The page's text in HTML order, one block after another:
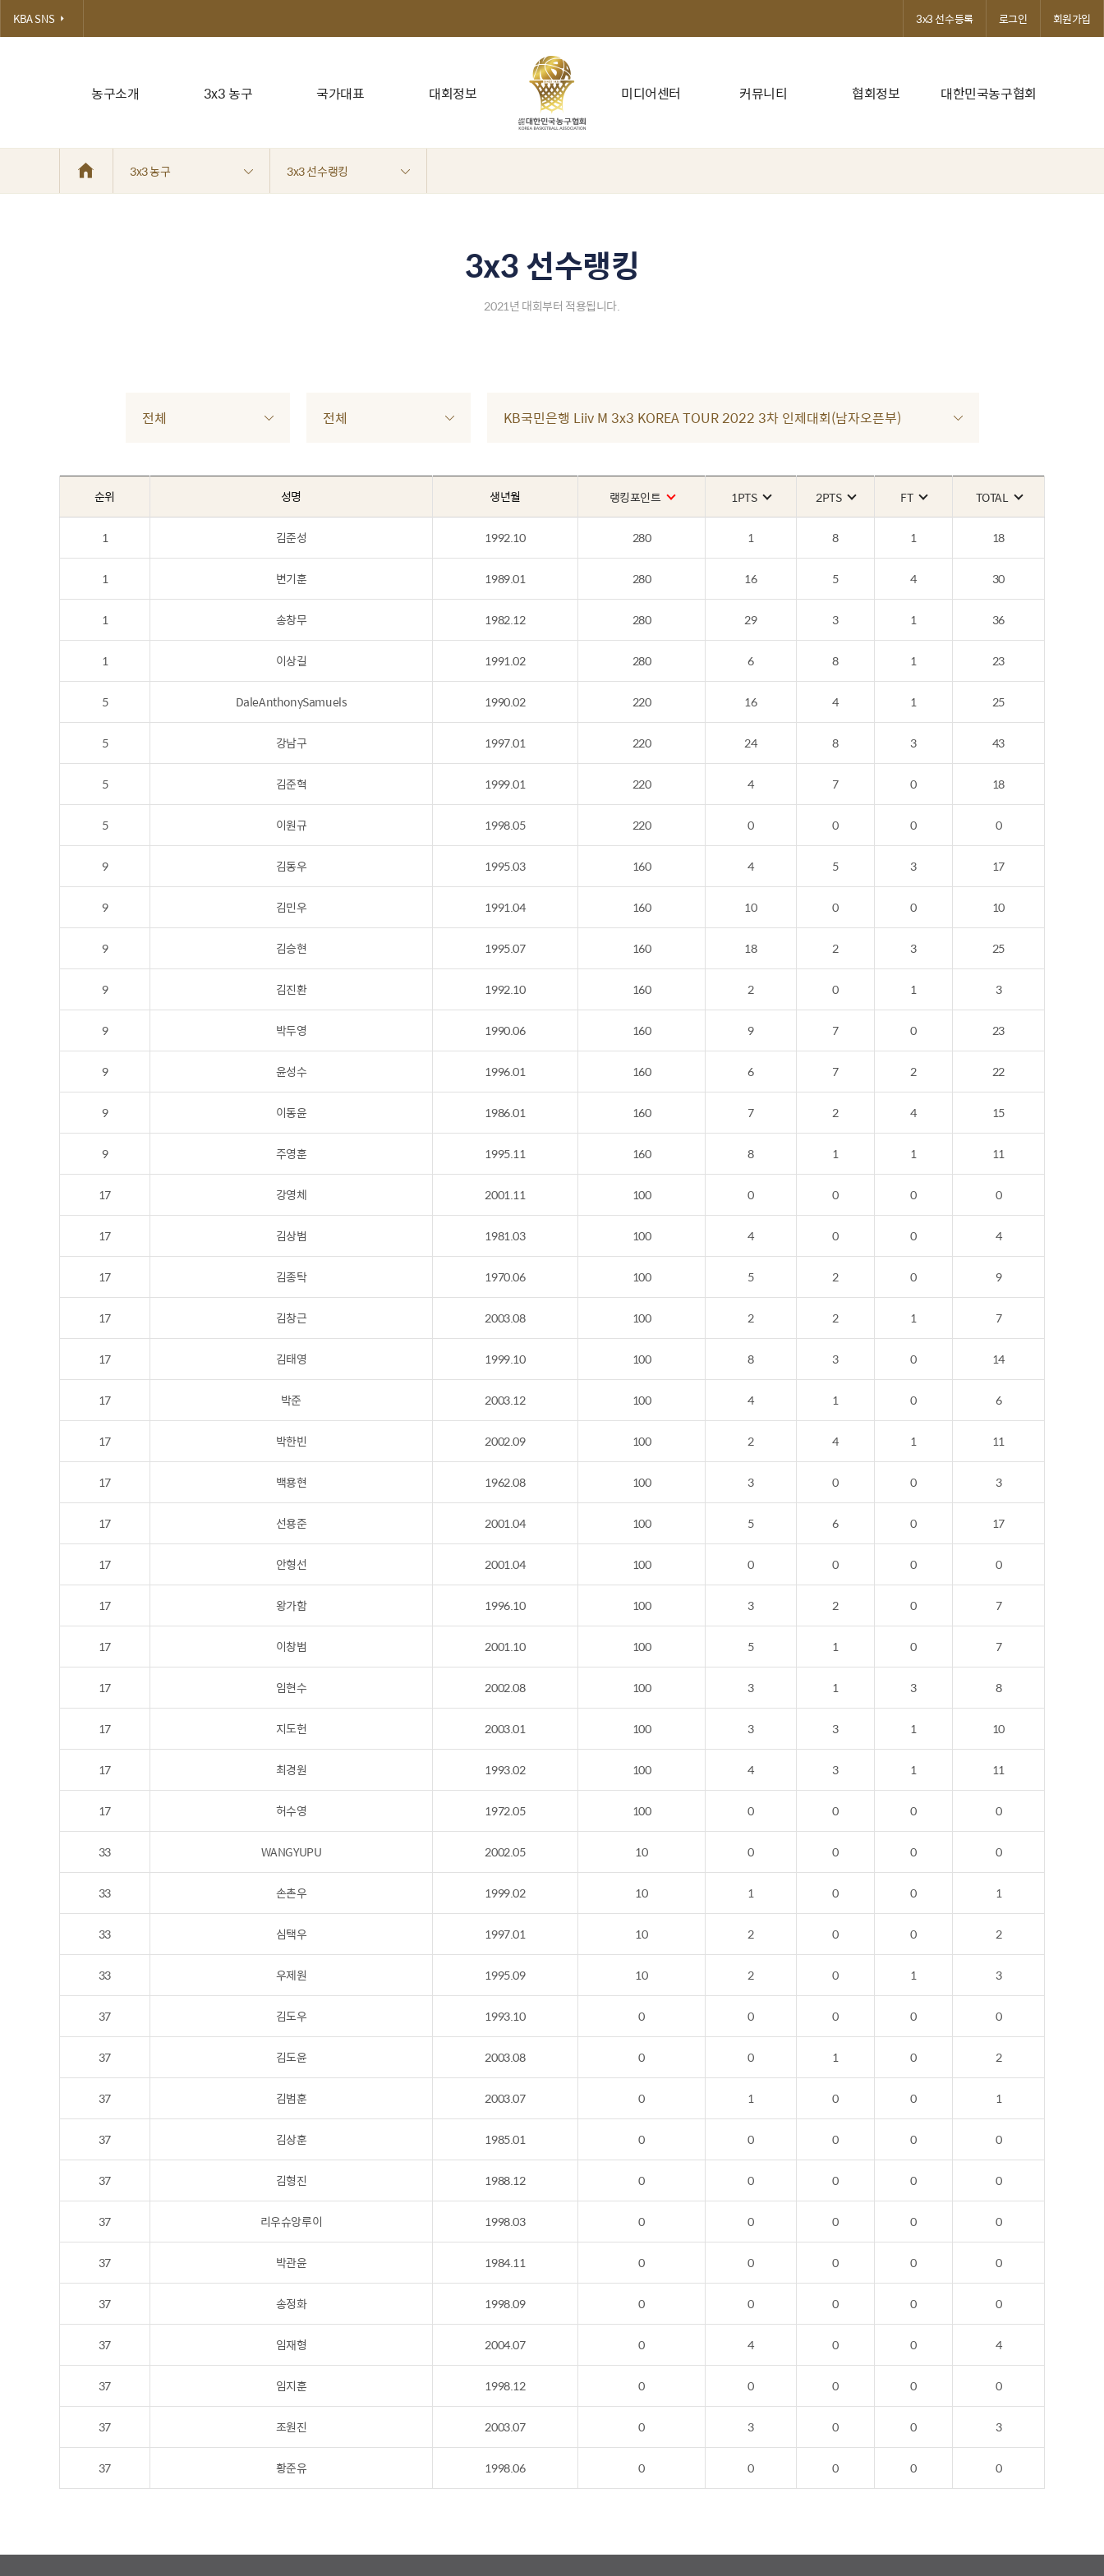
농구소개 3x3 농구 국가대표 대회정보 미디어센터 커뮤니티 협회정보 대한민국농구협회
KBA SNS 3x3 선수등록 로그인 회원가입
3x3 농구 3x3 선수랭킹
3x3 선수랭킹
2021년 대회부터 적용됩니다.
전체 전체 KB국민은행 Liiv M 3x3 KOREA TOUR 2022 3차 인제대회(남자오픈부)
순위 성명 생년월 랭킹포인트 1PTS 2PTS FT TOTAL
1 김준성 1992.10 280 1 8 1 18
1 변기훈 1989.01 280 16 5 4 30
1 송창무 1982.12 280 29 3 1 36
1 이상길 1991.02 280 6 8 1 23
5 DaleAnthonySamuels 1990.02 220 16 4 1 25
5 강남구 1997.01 220 24 8 3 43
5 김준혁 1999.01 220 4 7 0 18
5 이원규 1998.05 220 0 0 0 0
9 김동우 1995.03 160 4 5 3 17
9 김민우 1991.04 160 10 0 0 10
9 김승현 1995.07 160 18 2 3 25
9 김진환 1992.10 160 2 0 1 3
9 박두영 1990.06 160 9 7 0 23
9 윤성수 1996.01 160 6 7 2 22
9 이동윤 1986.01 160 7 2 4 15
9 주영훈 1995.11 160 8 1 1 11
17 강영체 2001.11 100 0 0 0 0
17 김상범 1981.03 100 4 0 0 4
17 김종탁 1970.06 100 5 2 0 9
17 김창근 2003.08 100 2 2 1 7
17 김태영 1999.10 100 8 3 0 14
17 박준 2003.12 100 4 1 0 6
17 박한빈 2002.09 100 2 4 1 11
17 백용현 1962.08 100 3 0 0 3
17 선용준 2001.04 100 5 6 0 17
17 안형선 2001.04 100 0 0 0 0
17 왕가함 1996.10 100 3 2 0 7
17 이창범 2001.10 100 5 1 0 7
17 임현수 2002.08 100 3 1 3 8
17 지도헌 2003.01 100 3 3 1 10
17 최경원 1993.02 100 4 3 1 11
17 허수영 1972.05 100 0 0 0 0
33 WANGYUPU 2002.05 10 0 0 0 0
33 손촌우 1999.02 10 1 0 0 1
33 심택우 1997.01 10 2 0 0 2
33 우제원 1995.09 10 2 0 1 3
37 김도우 1993.10 0 0 0 0 0
37 김도윤 2003.08 0 0 1 0 2
37 김범훈 2003.07 0 1 0 0 1
37 김상훈 1985.01 0 0 0 0 0
37 김형진 1988.12 0 0 0 0 0
37 리우슈앙루이 1998.03 0 0 0 0 0
37 박관윤 1984.11 0 0 0 0 0
37 송정화 1998.09 0 0 0 0 0
37 임재형 2004.07 0 4 0 0 4
37 임지훈 1998.12 0 0 0 0 0
37 조원진 2003.07 0 3 0 0 3
37 황준유 1998.06 0 0 0 0 0